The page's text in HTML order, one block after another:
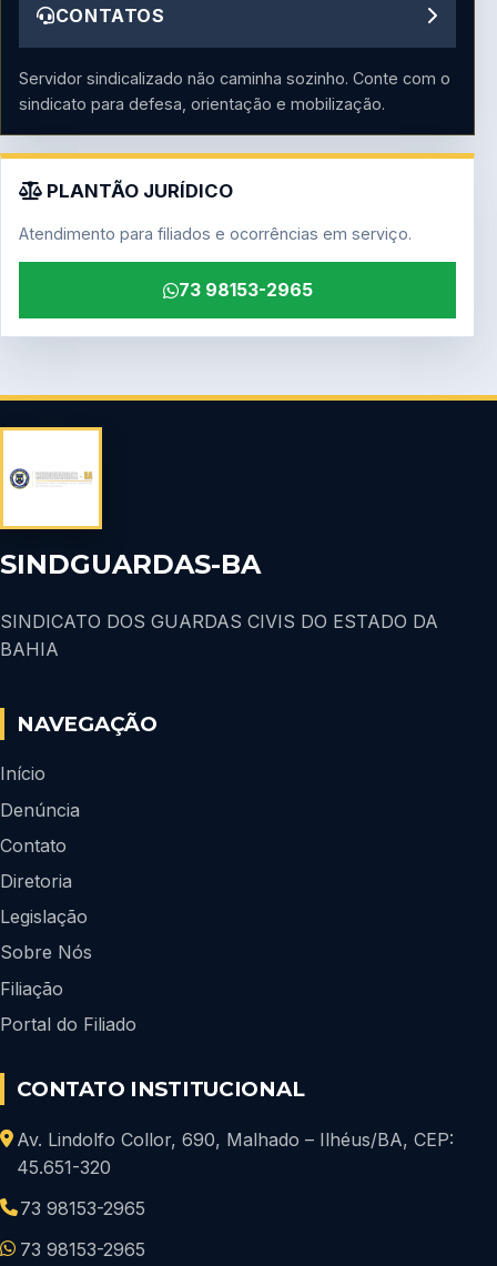
CONTATOS
Servidor sindicalizado não caminha sozinho. Conte com o
sindicato para defesa, orientação e mobilização.
PLANTÃO JURÍDICO
Atendimento para filiados e ocorrências em serviço.
73 98153-2965
SINDGUARDAS-BA
SINDICATO DOS GUARDAS CIVIS DO ESTADO DA
BAHIA
NAVEGAÇÃO
Início
Denúncia
Contato
Diretoria
Legislação
Sobre Nós
Filiação
Portal do Filiado
CONTATO INSTITUCIONAL
Av. Lindolfo Collor, 690, Malhado – Ilhéus/BA, CEP:
45.651-320
73 98153-2965
73 98153-2965